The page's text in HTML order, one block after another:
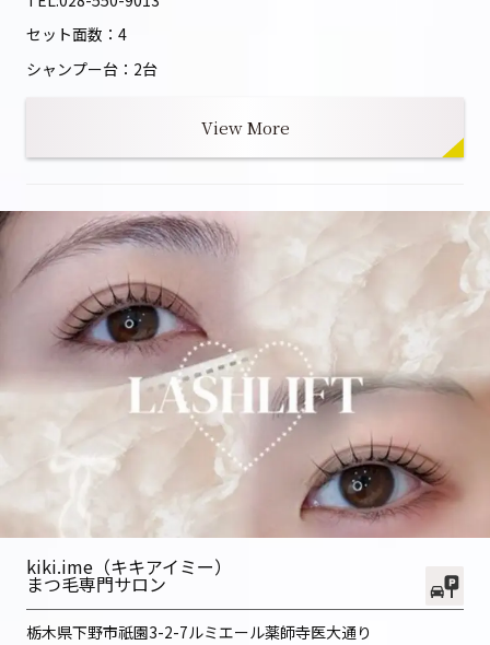
セット面数：4
シャンプー台：2台
View More
kiki.ime（キキアイミー）
まつ毛専門サロン
栃木県下野市祇園3-2-7ルミエール薬師寺医大通り